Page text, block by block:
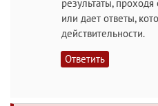
результаты,
или дает ответы,
действительности.
Ответить